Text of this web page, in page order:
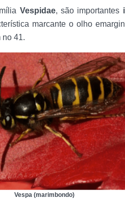
Vespidae, são importantes
marcante o olho
no 41.
Vespa (marimbondo)